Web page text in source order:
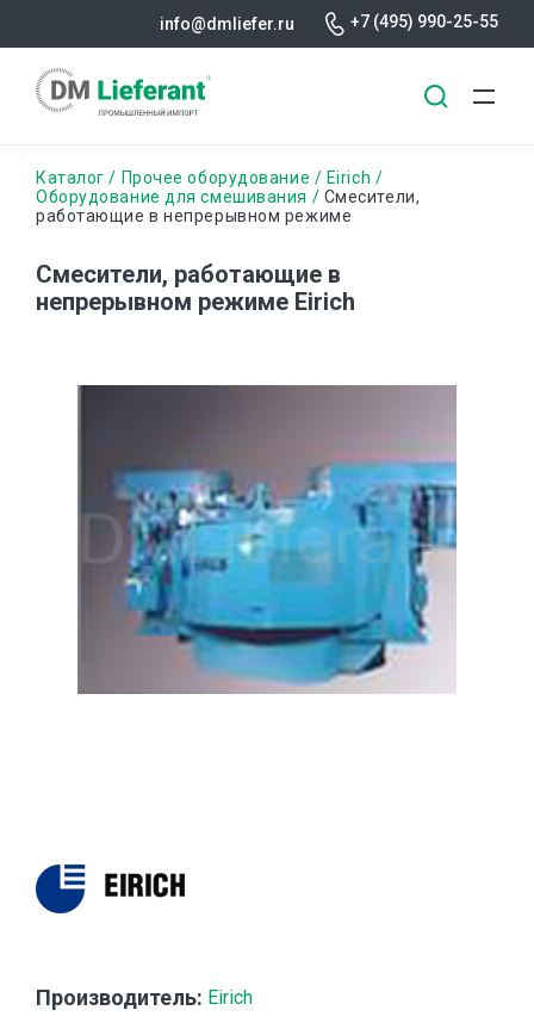
основному
info@dmliefer.ru +7 (495) 990-25-55
Строка
навигации
Каталог Прочее оборудование
Eirich
Оборудование для смешивания
Смесители,
работающие в непрерывном режиме
Смесители, работающие в
непрерывном режиме Eirich
Производитель: Eirich